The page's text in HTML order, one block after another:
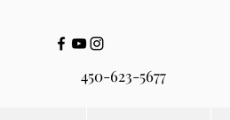
450-623-5677